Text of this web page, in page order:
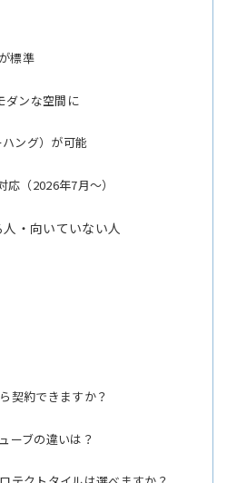
標準
ダンな空間に
ング）が可能
（2026年7月〜）
・向いていない人
契約できますか？
ーブの違いは？